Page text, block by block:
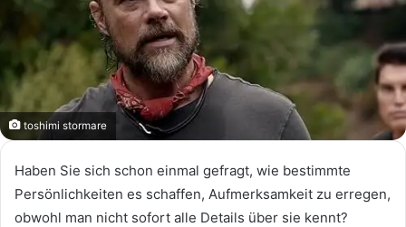
toshimi stormare
Haben Sie sich schon einmal gefragt, wie bestimmte
Persönlichkeiten es schaffen, Aufmerksamkeit zu erregen,
obwohl man nicht sofort alle Details über sie kennt?